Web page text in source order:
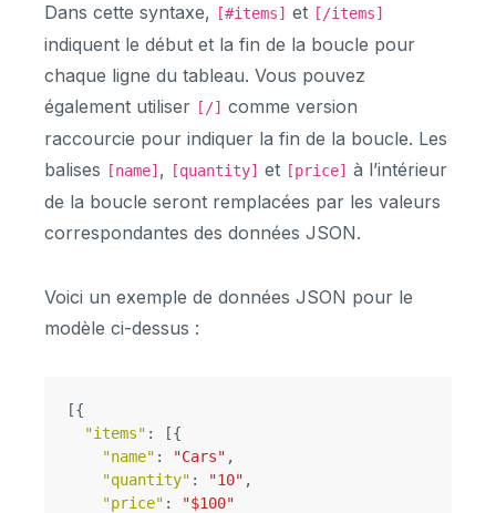
Dans cette syntaxe, [#items] et [/items]
indiquent le début et la fin de la boucle pour
chaque ligne du tableau. Vous pouvez
également utiliser [/] comme version
raccourcie pour indiquer la fin de la boucle. Les
balises
[name] , [quantity] et [price] à l’intérieur
de la boucle seront remplacées par les valeurs
correspondantes des données JSON.
Voici un exemple de données JSON pour le
modèle ci-dessus :
[{
"items" :
[{
"name" : "Cars" ,
"quantity" : "10" ,
"price" :
"$100"